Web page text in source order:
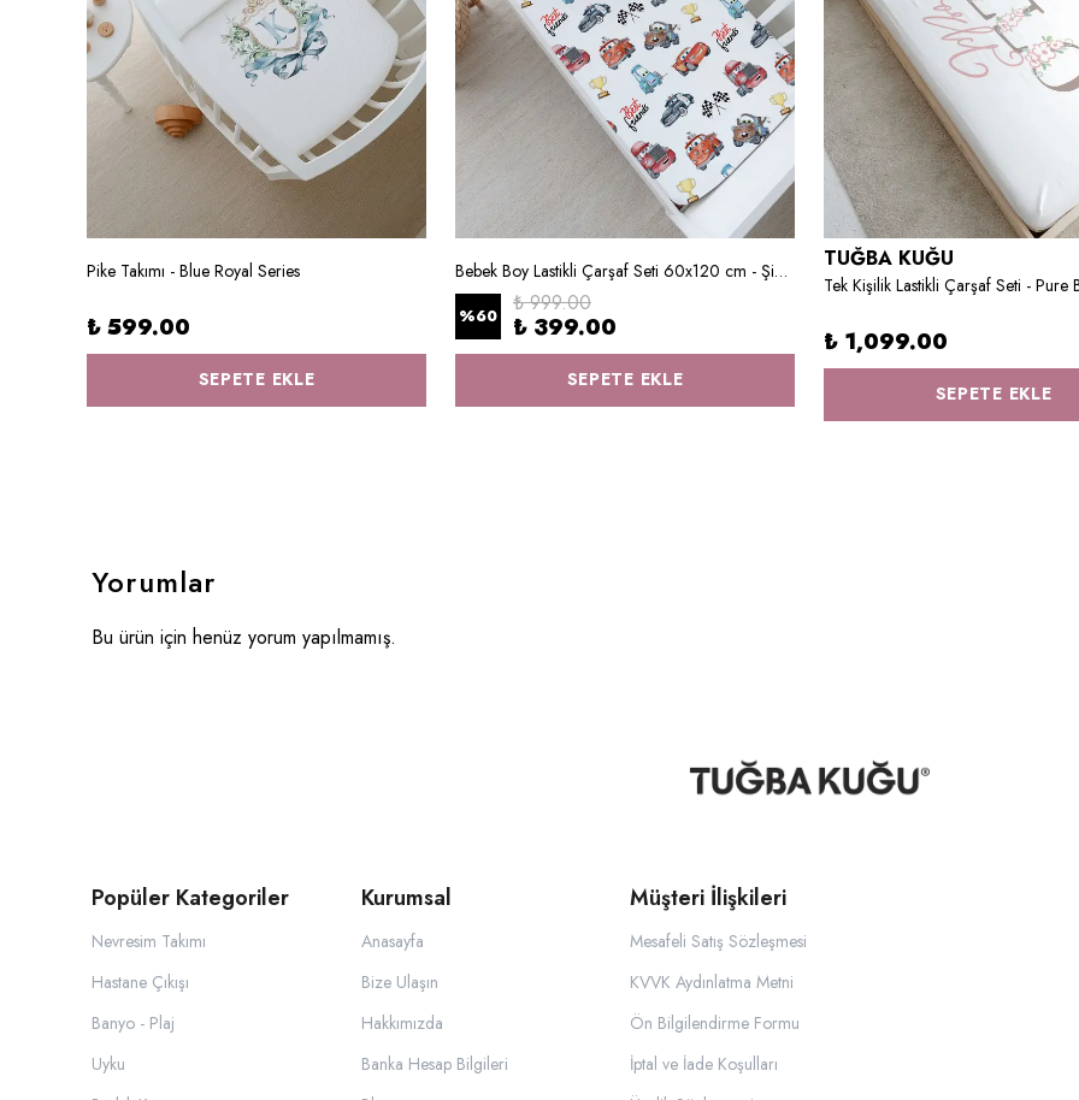
Pike Takımı - Blue Royal Series
₺ 599.00
SEPETE EKLE
Bebek Boy Lastikli Çarşaf Seti 60x120 cm - Şimşek MCQueen ve Arkadaşları
%60 ₺ 999.00
₺ 399.00
SEPETE EKLE
TUĞBA KUĞU
₺ 1,099.00
SEPETE EKLE
Yorumlar
Bu ürün için henüz yorum yapılmamış.
Popüler Kategoriler
Nevresim Takımı
Hastane Çıkışı
Banyo - Plaj
Uyku
Kurumsal
Anasayfa
Bize Ulaşın
Hakkımızda
Banka Hesap Bilgileri
Müşteri İlişkileri
Mesafeli Satış Sözleşmesi
KVVK Aydınlatma Metni
Ön Bilgilendirme Formu
İptal ve İade Koşulları